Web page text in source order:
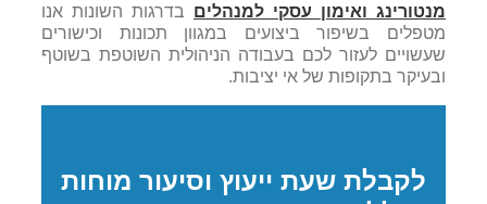
מנטורינג ואימון עסקי למנהלים בדרגות השונות אנו
מטפלים בשיפור ביצועים במגוון תכונות וכישורים
שעשויים לעזור לכם בעבודה הניהולית השוטפת בשוטף
ובעיקר בתקופות של אי יציבות.
לקבלת שעת ייעוץ וסיעור מוחות